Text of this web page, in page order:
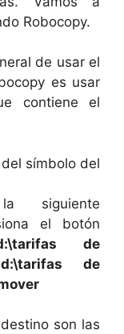
Robocopy.
de usar el
es usar
contiene el
símbolo del
siguiente
el botón
de
de
son las